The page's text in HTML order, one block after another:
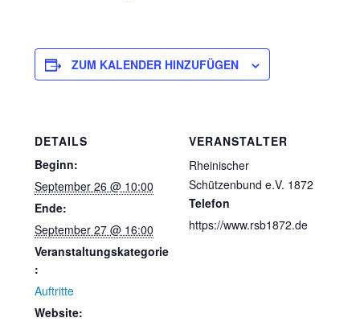
ZUM KALENDER HINZUFÜGEN
DETAILS
Beginn:
September 26 @ 10:00
Ende:
September 27 @ 16:00
Veranstaltungskategorie
:
Auftritte
Website:
VERANSTALTER
Rheinischer
Schützenbund e.V. 1872
Telefon
https://www.rsb1872.de